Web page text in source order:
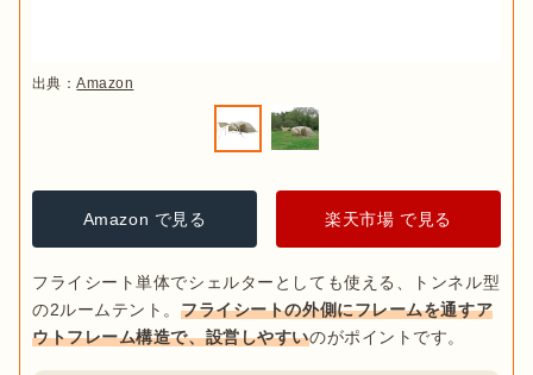
出典：Amazon
Amazon で見る 楽天市場 で見る
フライシート単体でシェルターとしても使える、トンネル型
の2ルームテント。フライシートの外側にフレームを通すア
ウトフレーム構造で、設営しやすい